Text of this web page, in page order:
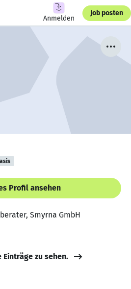
Anmelden
Job posten
Profil ansehen
Smyrna GmbH
Einträge zu sehen.